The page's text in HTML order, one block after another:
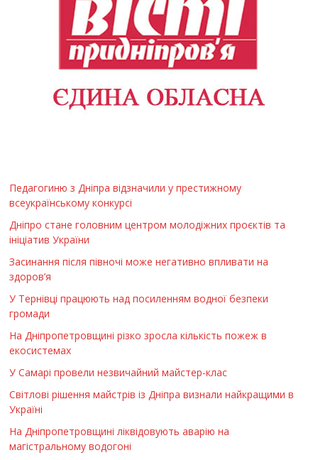
Педагогиню з Дніпра відзначили у престижному
всеукраїнському конкурсі
Дніпро стане головним центром молодіжних проєктів та
ініціатив України
Засинання після півночі може негативно впливати на
здоров’я
У Тернівці працюють над посиленням водної безпеки
громади
На Дніпропетровщині різко зросла кількість пожеж в
екосистемах
У Самарі провели незвичайний майстер-клас
Світлові рішення майстрів із Дніпра визнали найкращими в
Україні
На Дніпропетровщині ліквідовують аварію на
магістральному водогоні